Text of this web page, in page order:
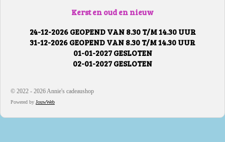
Kerst en oud en nieuw
24-12-2026 GEOPEND VAN 8.30 T/M 14.30 UUR
31-12-2026 GEOPEND VAN 8.30 T/M 14.30 UUR
01-01-2027 GESLOTEN
02-01-2027 GESLOTEN
© 2022 - 2026 Annie's cadeaushop
Powered by JouwWeb